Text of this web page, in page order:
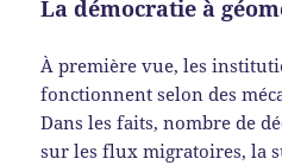
La démocratie à
À première vue, les
fonctionnent selon des
Dans les faits, nombre de
sur les flux migratoires, la